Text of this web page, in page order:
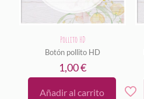
Pollito HD
Botón pollito HD
1,00€
Añadir al carrito